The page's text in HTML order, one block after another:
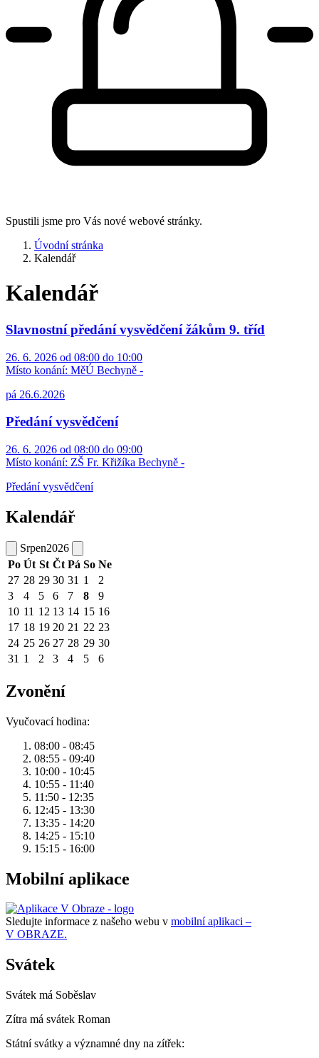
Spustili jsme pro Vás nové webové stránky.
Úvodní stránka
Kalendář
Kalendář
Slavnostní předání vysvědčení žákům 9. tříd
26. 6. 2026 od 08:00 do 10:00
Místo konání: MěÚ Bechyně -
pá 26.6.2026
Předání vysvědčení
26. 6. 2026 od 08:00 do 09:00
Místo konání: ZŠ Fr. Křižíka Bechyně -
Předání vysvědčení
Kalendář
Srpen2026
Po Út St Čt Pá So Ne
27 28 29 30 31 1
2
3
4 5 6 7 8
9
10 11 12 13 14 15 16
17 18 19 20 21 22 23
24 25 26 27 28 29 30
31 1 2 3 4 5 6
Zvonění
Vyučovací hodina:
08:00 - 08:45
08:55 - 09:40
10:00 - 10:45
10:55 - 11:40
11:50 - 12:35
12:45 - 13:30
13:35 - 14:20
14:25 - 15:10
15:15 - 16:00
Mobilní aplikace
Sledujte informace z našeho webu v mobilní aplikaci –
V OBRAZE.
Svátek
Svátek má Soběslav
Zítra má svátek Roman
Státní svátky a významné dny na zítřek: